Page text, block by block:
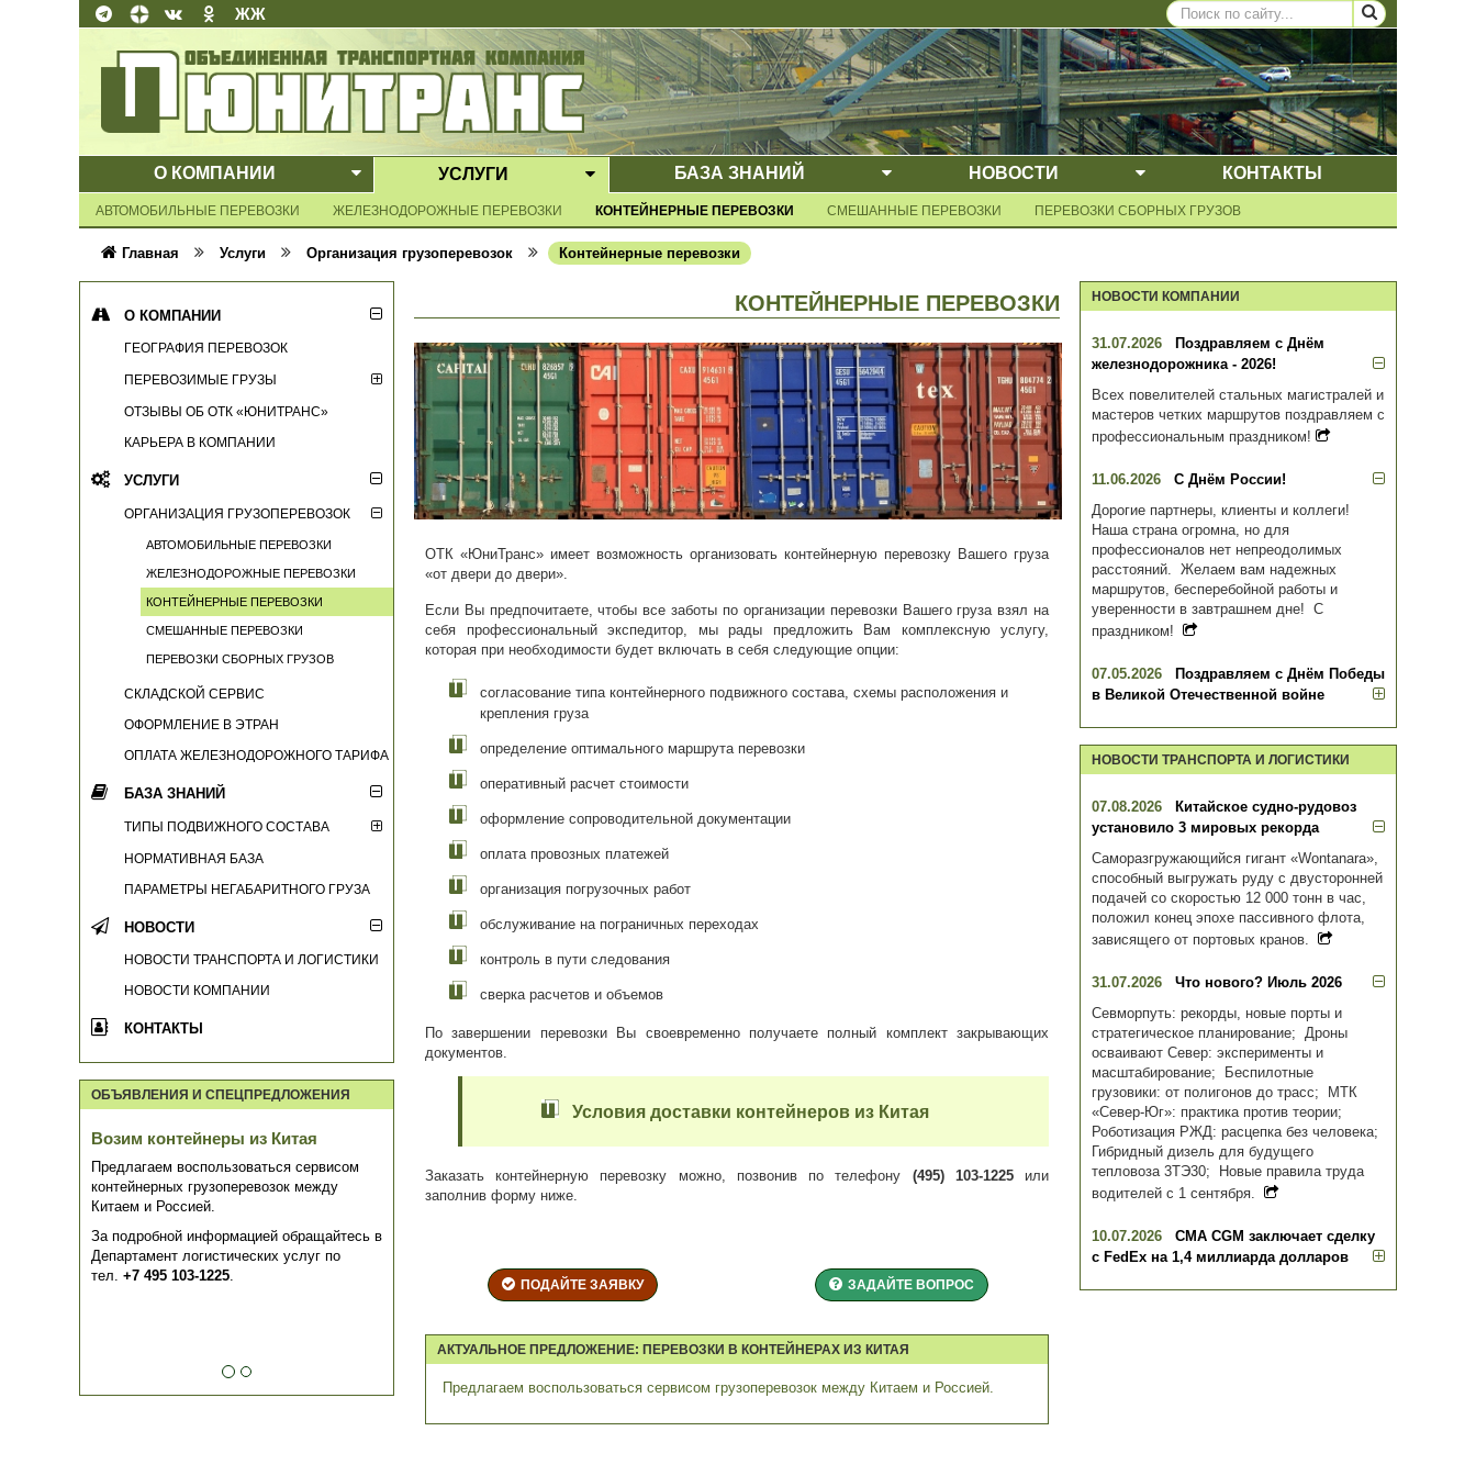
ЖЖ
О КОМПАНИИ
ВЫПАДАЮЩЕЕ МЕНЮ
УСЛУГИ
ВЫПАДАЮЩЕЕ МЕНЮ
БАЗА ЗНАНИЙ
ВЫПАДАЮЩЕЕ МЕНЮ
НОВОСТИ
ВЫПАДАЮЩЕЕ МЕНЮ
КОНТАКТЫ
АВТОМОБИЛЬНЫЕ ПЕРЕВОЗКИ ЖЕЛЕЗНОДОРОЖНЫЕ ПЕРЕВОЗКИ КОНТЕЙНЕРНЫЕ ПЕРЕВОЗКИ СМЕШАННЫЕ ПЕРЕВОЗКИ ПЕРЕВОЗКИ СБОРНЫХ ГРУЗОВ
Главная Услуги Организация грузоперевозок Контейнерные перевозки
КОНТЕЙНЕРНЫЕ ПЕРЕВОЗКИ
ОТК «ЮниТранс» имеет возможность организовать контейнерную перевозку Вашего груза
«от двери до двери».
Если Вы предпочитаете, чтобы все заботы по организации перевозки Вашего груза взял на
себя профессиональный экспедитор, мы рады предложить Вам комплексную услугу,
которая при необходимости будет включать в себя следующие опции:
согласование типа контейнерного подвижного состава, схемы расположения и
крепления груза
определение оптимального маршрута перевозки
оперативный расчет стоимости
оформление сопроводительной документации
оплата провозных платежей
организация погрузочных работ
обслуживание на пограничных переходах
контроль в пути следования
сверка расчетов и объемов
По завершении перевозки Вы своевременно получаете полный комплект закрывающих
документов.
Условия доставки контейнеров из Китая
Заказать контейнерную перевозку можно, позвонив по телефону (495) 103-1225или
заполнив форму ниже.
ПОДАЙТЕ ЗАЯВКУ ЗАДАЙТЕ ВОПРОС
АКТУАЛЬНОЕ ПРЕДЛОЖЕНИЕ: ПЕРЕВОЗКИ В КОНТЕЙНЕРАХ ИЗ КИТАЯ
Предлагаем воспользоваться сервисом грузоперевозок между Китаем и Россией.
НОВОСТИ КОМПАНИИ
31.07.2026
Поздравляем с Днём
железнодорожника - 2026!
Всех повелителей стальных магистралей и
мастеров четких маршрутов поздравляем с
профессиональным праздником!
11.06.2026
С Днём России!
Дорогие партнеры, клиенты и коллеги!
Наша страна огромна, но для
профессионалов нет непреодолимых
расстояний. Желаем вам надежных
маршрутов, бесперебойной работы и
уверенности в завтрашнем дне! С
праздником!
07.05.2026
Поздравляем с Днём Победы
в Великой Отечественной войне
НОВОСТИ ТРАНСПОРТА И ЛОГИСТИКИ
07.08.2026
Китайское судно-рудовоз
установило 3 мировых рекорда
Саморазгружающийся гигант «Wontanara»,
способный выгружать руду с двусторонней
подачей со скоростью 12 000 тонн в час,
положил конец эпохе пассивного флота,
зависящего от портовых кранов.
31.07.2026
Что нового? Июль 2026
Севморпуть: рекорды, новые порты и
стратегическое планирование; Дроны
осваивают Север: эксперименты и
масштабирование; Беспилотные
грузовики: от полигонов до трасс; МТК
«Север-Юг»: практика против теории;
Роботизация РЖД: расцепка без человека;
Гибридный дизель для будущего
тепловоза 3ТЭ30; Новые правила труда
водителей с 1 сентября.
10.07.2026
CMA CGM заключает сделку
с FedEx на 1,4 миллиарда долларов
О КОМПАНИИ
ГЕОГРАФИЯ ПЕРЕВОЗОК
ПЕРЕВОЗИМЫЕ ГРУЗЫ
ОТЗЫВЫ ОБ ОТК «ЮНИТРАНС»
КАРЬЕРА В КОМПАНИИ
УСЛУГИ
ОРГАНИЗАЦИЯ ГРУЗОПЕРЕВОЗОК
АВТОМОБИЛЬНЫЕ ПЕРЕВОЗКИ
ЖЕЛЕЗНОДОРОЖНЫЕ ПЕРЕВОЗКИ
КОНТЕЙНЕРНЫЕ ПЕРЕВОЗКИ
СМЕШАННЫЕ ПЕРЕВОЗКИ
ПЕРЕВОЗКИ СБОРНЫХ ГРУЗОВ
СКЛАДСКОЙ СЕРВИС
ОФОРМЛЕНИЕ В ЭТРАН
ОПЛАТА ЖЕЛЕЗНОДОРОЖНОГО ТАРИФА
БАЗА ЗНАНИЙ
ТИПЫ ПОДВИЖНОГО СОСТАВА
НОРМАТИВНАЯ БАЗА
ПАРАМЕТРЫ НЕГАБАРИТНОГО ГРУЗА
НОВОСТИ
НОВОСТИ ТРАНСПОРТА И ЛОГИСТИКИ
НОВОСТИ КОМПАНИИ
КОНТАКТЫ
ОБЪЯВЛЕНИЯ И СПЕЦПРЕДЛОЖЕНИЯ
Возим контейнеры из Китая
Предлагаем воспользоваться сервисом
контейнерных грузоперевозок между
Китаем и Россией.
За подробной информацией обращайтесь в
Департамент логистических услуг по
тел. +7 495 103-1225.